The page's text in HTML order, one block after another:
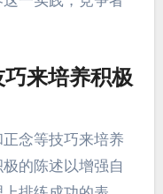
来培养积极
念等技巧来培养
的陈述以增强自